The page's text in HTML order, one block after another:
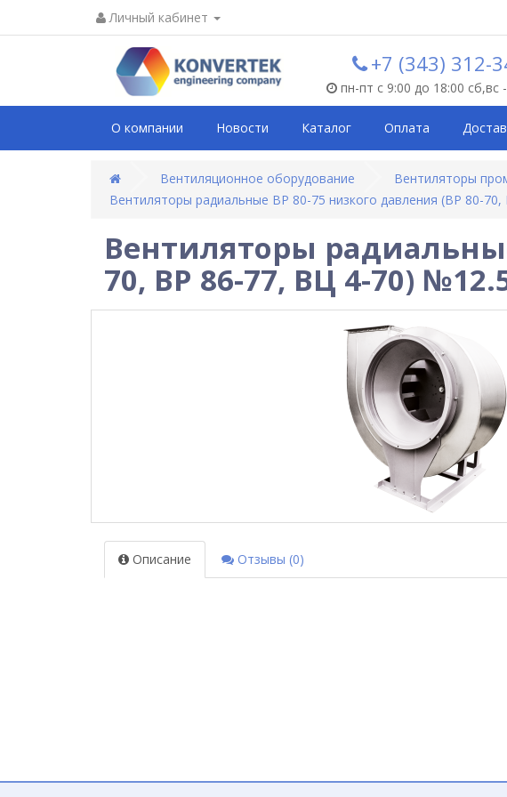
Личный кабинет
+7 (343) 312-
пн-пт с 9:00 до 18:00 сб,вс
О компании Новости Каталог Оплата
Вентиляционное оборудование Вентиляторы
Вентиляторы радиальные ВР 80-75 низкого давления (ВР 80-
Вентиляторы
70, ВР 86-77, ВЦ 4-70)
Описание Отзывы (0)